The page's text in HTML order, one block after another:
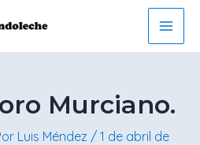
Main
Murciano.
Luis Méndez / 1 de abril de